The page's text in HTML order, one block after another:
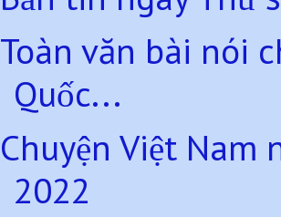
Toàn văn bài nói
Quốc...
Chuyện Việt Nam
2022